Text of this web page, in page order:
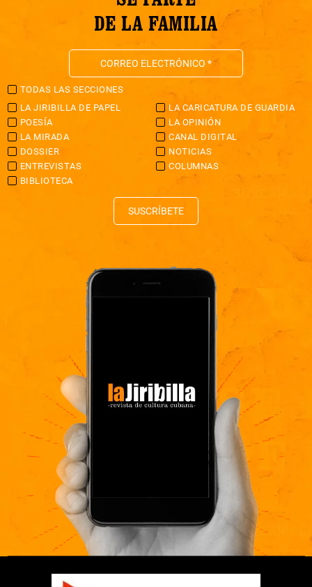
DE LA FAMILIA
TODAS LAS SECCIONES
LA JIRIBILLA DE PAPEL
LA CARICATURA DE GUARDIA
POESÍA
LA OPINIÓN
LA MIRADA
CANAL DIGITAL
DOSSIER
NOTICIAS
ENTREVISTAS
COLUMNAS
BIBLIOTECA
SUSCRÍBETE